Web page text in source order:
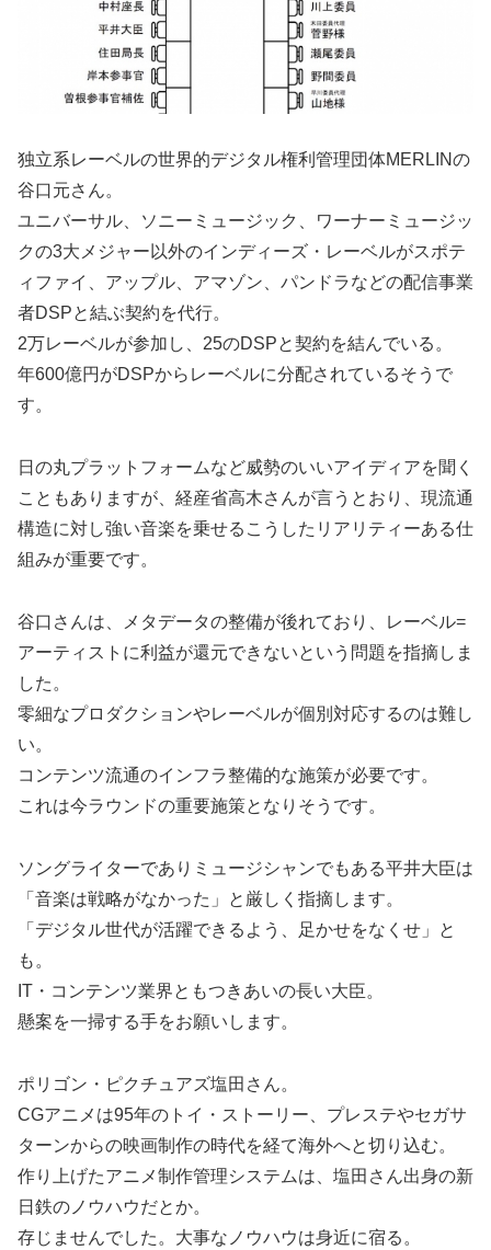
独立系レーベルの世界的デジタル権利管理団体MERLINの
谷口元さん。
ユニバーサル、ソニーミュージック、ワーナーミュージッ
クの3大メジャー以外のインディーズ・レーベルがスポテ
ィファイ、アップル、アマゾン、パンドラなどの配信事業
者DSPと結ぶ契約を代行。
2万レーベルが参加し、25のDSPと契約を結んでいる。
年600億円がDSPからレーベルに分配されているそうで
す。
日の丸プラットフォームなど威勢のいいアイディアを聞く
こともありますが、経産省高木さんが言うとおり、現流通
構造に対し強い音楽を乗せるこうしたリアリティーある仕
組みが重要です。
谷口さんは、メタデータの整備が後れており、レーベル=
アーティストに利益が還元できないという問題を指摘しま
した。
零細なプロダクションやレーベルが個別対応するのは難し
い。
コンテンツ流通のインフラ整備的な施策が必要です。
これは今ラウンドの重要施策となりそうです。
ソングライターでありミュージシャンでもある平井大臣は
「音楽は戦略がなかった」と厳しく指摘します。
「デジタル世代が活躍できるよう、足かせをなくせ」と
も。
IT・コンテンツ業界ともつきあいの長い大臣。
懸案を一掃する手をお願いします。
ポリゴン・ピクチュアズ塩田さん。
CGアニメは95年のトイ・ストーリー、プレステやセガサ
ターンからの映画制作の時代を経て海外へと切り込む。
作り上げたアニメ制作管理システムは、塩田さん出身の新
日鉄のノウハウだとか。
存じませんでした。大事なノウハウは身近に宿る。